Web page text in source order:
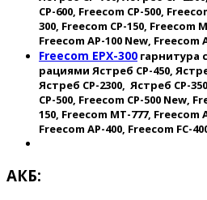
Русская озвучка
Высококачественный литий-
Стандартный порт micro USB для
LPD 433/ PMR 446/ UHF 400-470
Быстрое зарядное устройство и
СР-600, Freecom CP-500,
300, Freecom CP-150, Freecom
Freecom AP-100 New, Freecom
Freecom EPX-300 гарнитура
рациями Ястреб СР-450,
Ястреб СР-2300, Ястреб СР-
CP-500, Freecom CP-500 New,
150, Freecom MT-777, Freecom
Freecom AP-400, Freecom FC-
АКБ: